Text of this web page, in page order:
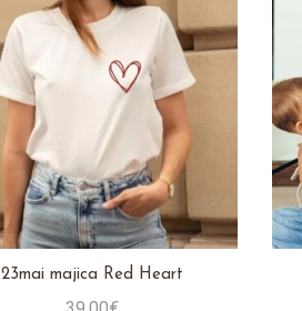
23mai majica Red Heart